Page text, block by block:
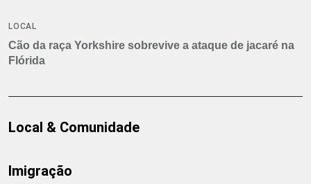
LOCAL
Cão da raça Yorkshire sobrevive a ataque de jacaré na
Flórida
Local & Comunidade
Imigração